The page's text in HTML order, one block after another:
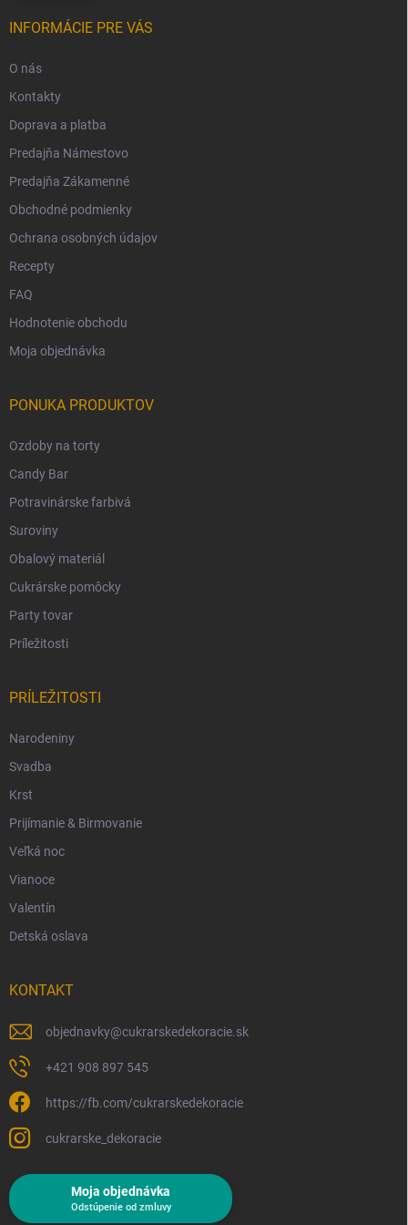
INFORMÁCIE PRE VÁS
O nás
Kontakty
Doprava a platba
Predajňa Námestovo
Predajňa Zákamenné
Obchodné podmienky
Ochrana osobných údajov
Recepty
FAQ
Hodnotenie obchodu
Moja objednávka
PONUKA PRODUKTOV
Ozdoby na torty
Candy Bar
Potravinárske farbivá
Suroviny
Obalový materiál
Cukrárske pomôcky
Party tovar
Príležitosti
PRÍLEŽITOSTI
Narodeniny
Svadba
Krst
Prijímanie & Birmovanie
Veľká noc
Vianoce
Valentín
Detská oslava
KONTAKT
objednavky@cukrarskedekoracie.sk
+421 908 897 545
https://fb.com/cukrarskedekoracie
cukrarske_dekoracie
Moja objednávka
Odstúpenie od zmluvy